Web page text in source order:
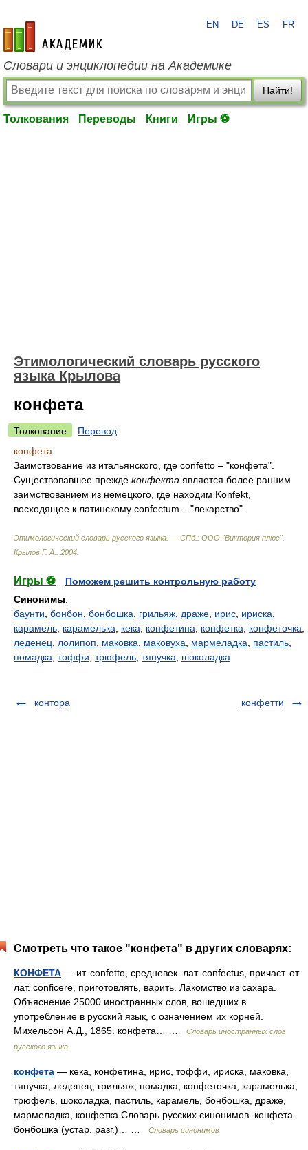
academic.ru
EN DE ES FR
Словари и энциклопедии на Академике
Найти!
Толкования Переводы Книги Игры ⚽
Этимологический словарь русского
языка Крылова
конфета
Толкование
Перевод
конфета
Заимствование из итальянского, где confetto – "конфета".
Существовавшее прежде конфекта является более ранним
заимствованием из немецкого, где находим Konfekt,
восходящее к латинскому confectum – "лекарство".
Этимологический словарь русского языка. — СПб.: ООО "Виктория плюс".
Крылов Г. А.
2004
Игры ⚽
Поможем решить контрольную работу
Синонимы:
баунти бонбон бонбошка грильяж драже ирис ириска
карамель карамелька кека конфетина конфетка конфеточка
леденец
лолипоп маковка маковуха мармеладка пастиль
помадка тоффи трюфель тянучка шоколадка
контора конфетти
Смотреть что такое "конфета" в других словарях:
КОНФЕТА — ит. confetto, средневек. лат. confectus, причаст. от
лат. conficere, приготовлять, варить. Лакомство из сахара.
Объяснение 25000 иностранных слов, вошедших в
употребление в русский язык, с означением их корней.
Михельсон А.Д., 1865. конфета… …
Словарь иностранных слов
русского языка
конфета — кека, конфетина, ирис, тоффи, ириска, маковка,
тянучка, леденец, грильяж, помадка, конфеточка, карамелька,
трюфель, шоколадка, пастиль, карамель, бонбошка, драже,
мармеладка, конфетка Словарь русских синонимов. конфета
бонбошка (устар. разг.)… …
Словарь синонимов